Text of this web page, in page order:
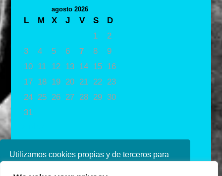
Utilizamos cookies propias y de terceros para
agosto 2026
L M X J V S
D
1
2
3
4 5 6 7 8
9
10
11 12 13 14 15
16
17
18 19 20 21 22
23
24
25 26 27 28 29 30
31